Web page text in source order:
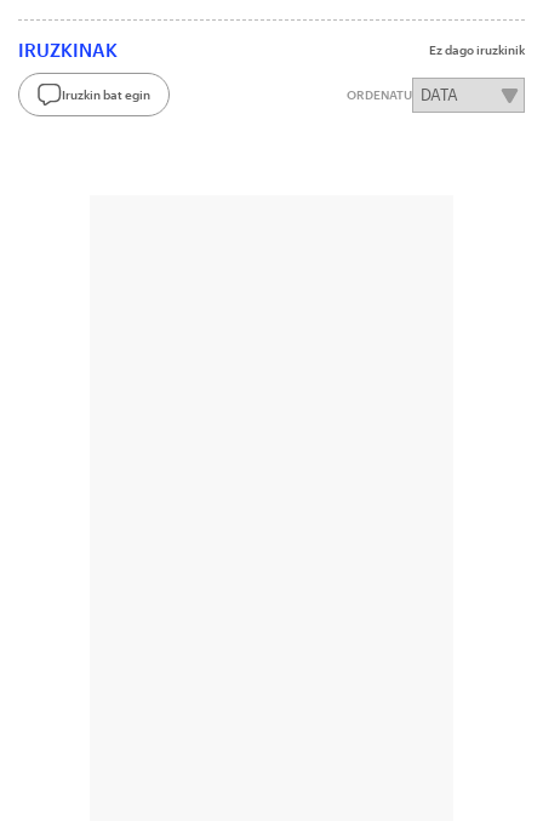
IRUZKINAK Ez dago iruzkinik
Iruzkin bat egin ORDENATU